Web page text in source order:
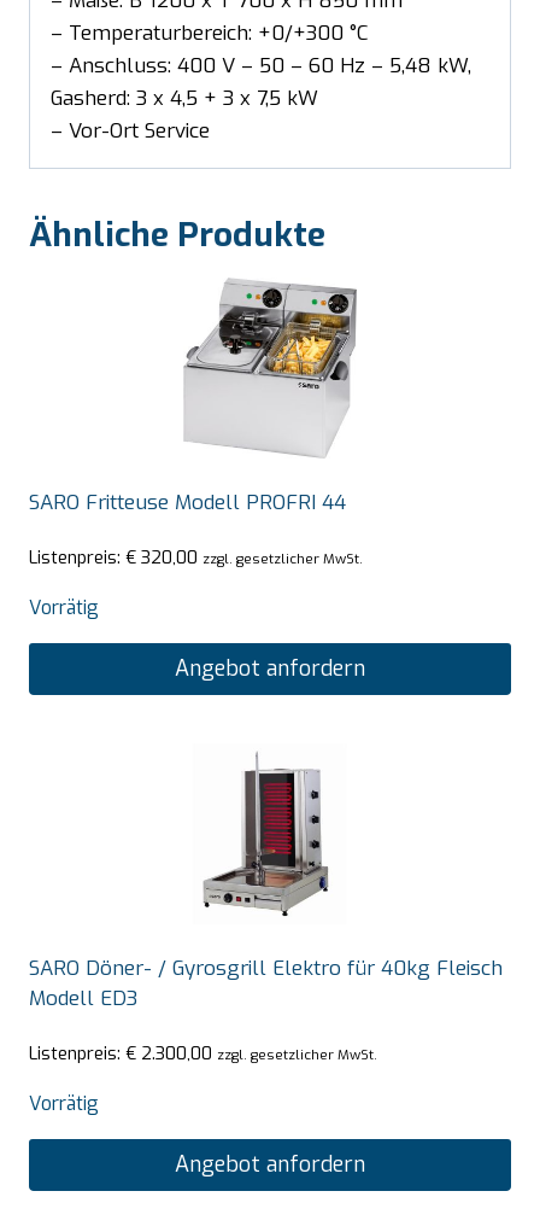
– Temperaturbereich: +0/+300 °C
– Anschluss: 400 V – 50 – 60 Hz – 5,48 kW,
Gasherd: 3 x 4,5 + 3 x 7,5 kW
– Vor-Ort Service
Ähnliche Produkte
SARO Fritteuse Modell PROFRI 44
Listenpreis: € 320,00 zzgl. gesetzlicher MwSt.
Vorrätig
Angebot anfordern
SARO Döner- / Gyrosgrill Elektro für 40kg Fleisch
Modell ED3
Listenpreis: € 2.300,00 zzgl. gesetzlicher MwSt.
Vorrätig
Angebot anfordern